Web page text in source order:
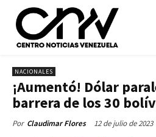
NACIONALES
¡Aumentó! Dólar
barrera de los 30
Por Claudimar Flores 12 de julio de 2023